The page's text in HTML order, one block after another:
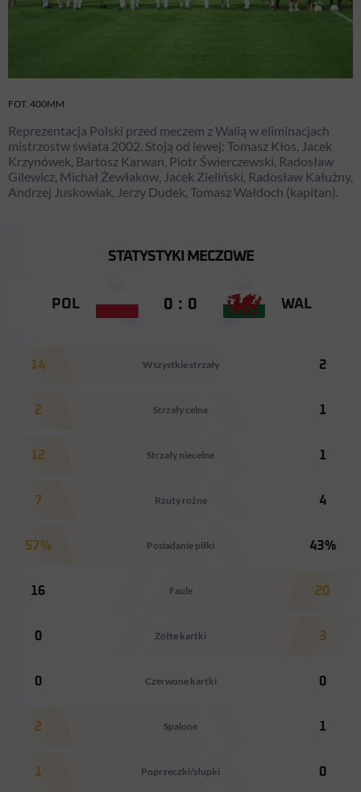
FOT. 400MM
Reprezentacja Polski przed meczem z Walią w eliminacjach
mistrzostw świata 2002. Stoją od lewej: Tomasz Kłos, Jacek
Krzynówek, Bartosz Karwan, Piotr Świerczewski, Radosław
Gilewicz, Michał Żewłakow, Jacek Zieliński, Radosław Kałużny,
Andrzej Juskowiak, Jerzy Dudek, Tomasz Wałdoch (kapitan).
STATYSTYKI MECZOWE
POL 0 : 0 WAL
14 Wszystkie strzały 2
2 Strzały celne 1
12 Strzały niecelne 1
7 Rzuty rożne 4
57% Posiadanie piłki 43%
16 Faule 20
0 Żółte kartki 3
0 Czerwone kartki 0
2 Spalone 1
1 Poprzeczki/słupki 0